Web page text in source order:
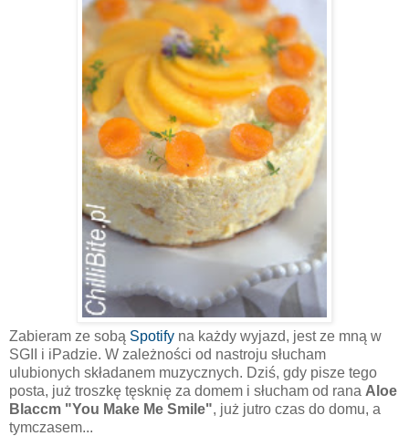
Zabieram ze sobą Spotify na każdy wyjazd, jest ze mną w
SGII i iPadzie. W zależności od nastroju słucham
ulubionych składanem muzycznych. Dziś, gdy pisze tego
posta, już troszkę tęsknię za domem i słucham od rana Aloe
Blaccm "You Make Me Smile", już jutro czas do domu, a
tymczasem...